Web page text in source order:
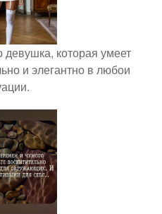
которая умеет
и элегантно в любои